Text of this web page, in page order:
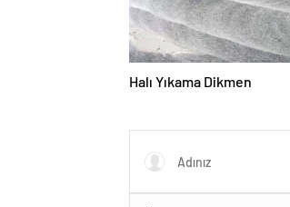
Halı Yıkama Dikmen